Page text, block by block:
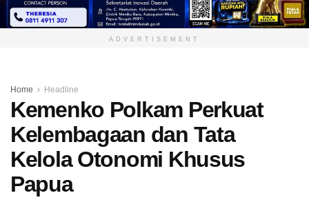
ADVERTISEMENT
Home Headline
Kemenko Polkam Perkuat
Kelembagaan dan Tata
Kelola Otonomi Khusus
Papua